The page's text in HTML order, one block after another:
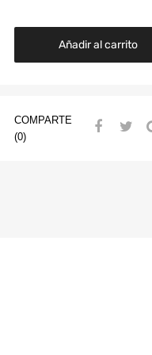
Añadir al carrito
COMPARTE
(0)